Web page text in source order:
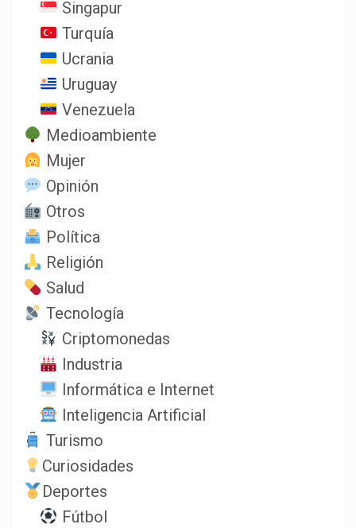
Singapur
Turquía
Ucrania
Uruguay
Venezuela
Medioambiente
Mujer
Opinión
Otros
Política
Religión
Salud
Tecnología
Criptomonedas
Industria
Informática e Internet
Inteligencia Artificial
Turismo
Curiosidades
Deportes
Fútbol